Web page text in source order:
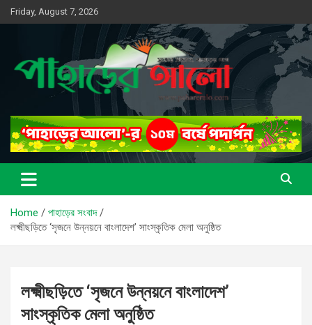
Skip
to
Friday, August 7, 2026
পাহাড়ের আলো
সত্যের সন্ধানে, পাহাড়ের পথে
Home
পাহাড়ের সংবাদ
লক্ষ্মীছড়িতে ‘সৃজনে উন্নয়নে বাংলাদেশ’ সাংস্কৃতিক মেলা অনুষ্ঠিত
লক্ষ্মীছড়িতে ‘সৃজনে উন্নয়নে বাংলাদেশ’
সাংস্কৃতিক মেলা অনুষ্ঠিত